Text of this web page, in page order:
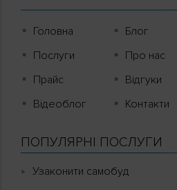
Головна
Послуги
Прайс
Вiдеоблог
Блог
Про нас
Відгуки
Контакти
ПОПУЛЯРНІ ПОСЛУГИ
Узаконити самобуд